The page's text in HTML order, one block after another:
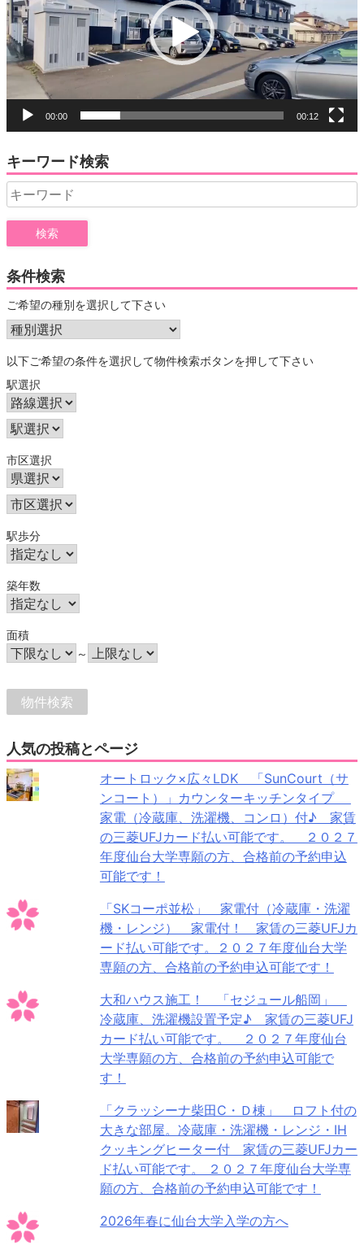
ー
ヤ
ー
00:00 00:12
キーワード検索
Search
for:
条件検索
ご希望の種別を選択して下さい
以下ご希望の条件を選択して物件検索ボタンを押して下さい
駅選択
市区選択
駅歩分
築年数
面積
～
人気の投稿とページ
オートロック×広々LDK 「SunCourt（サ
ンコート）」カウンターキッチンタイプ
家電（冷蔵庫、洗濯機、コンロ）付♪ 家賃
の三菱UFJカード払い可能です。 ２０２７
年度仙台大学専願の方、合格前の予約申込
可能です！
「SKコーポ並松」 家電付（冷蔵庫・洗濯
機・レンジ） 家電付！ 家賃の三菱UFJカ
ード払い可能です。２０２７年度仙台大学
専願の方、合格前の予約申込可能です！
大和ハウス施工！ 「セジュール船岡」
冷蔵庫、洗濯機設置予定♪ 家賃の三菱UFJ
カード払い可能です。 ２０２７年度仙台
大学専願の方、合格前の予約申込可能で
す！
「クラッシーナ柴田C・Ｄ棟」 ロフト付の
大きな部屋。冷蔵庫・洗濯機・レンジ・IH
クッキングヒーター付 家賃の三菱UFJカー
ド払い可能です。 ２０２７年度仙台大学専
願の方、合格前の予約申込可能です！
2026年春に仙台大学入学の方へ